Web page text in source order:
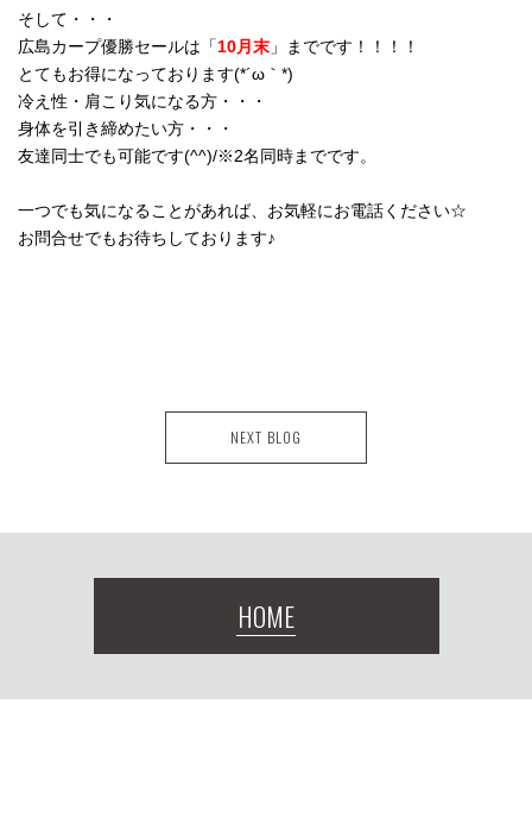
そして・・・
広島カープ優勝セールは「 10月末 」までです！！！！
とてもお得になっております(*´ω｀*)
冷え性・肩こり気になる方・・・
身体を引き締めたい方・・・
友達同士でも可能です(^^)/※2名同時までです。
一つでも気になることがあれば、お気軽にお電話ください☆
お問合せでもお待ちしております♪
NEXT BLOG
HOME